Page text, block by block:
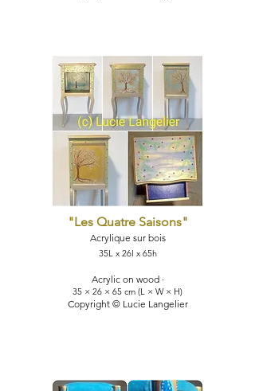
"Les Quatre Saisons"
Acrylique sur bois
35L x 26l x 65h
Acrylic on wood ·
35 × 26 × 65 cm (L × W × H)
Copyright © Lucie Langelier